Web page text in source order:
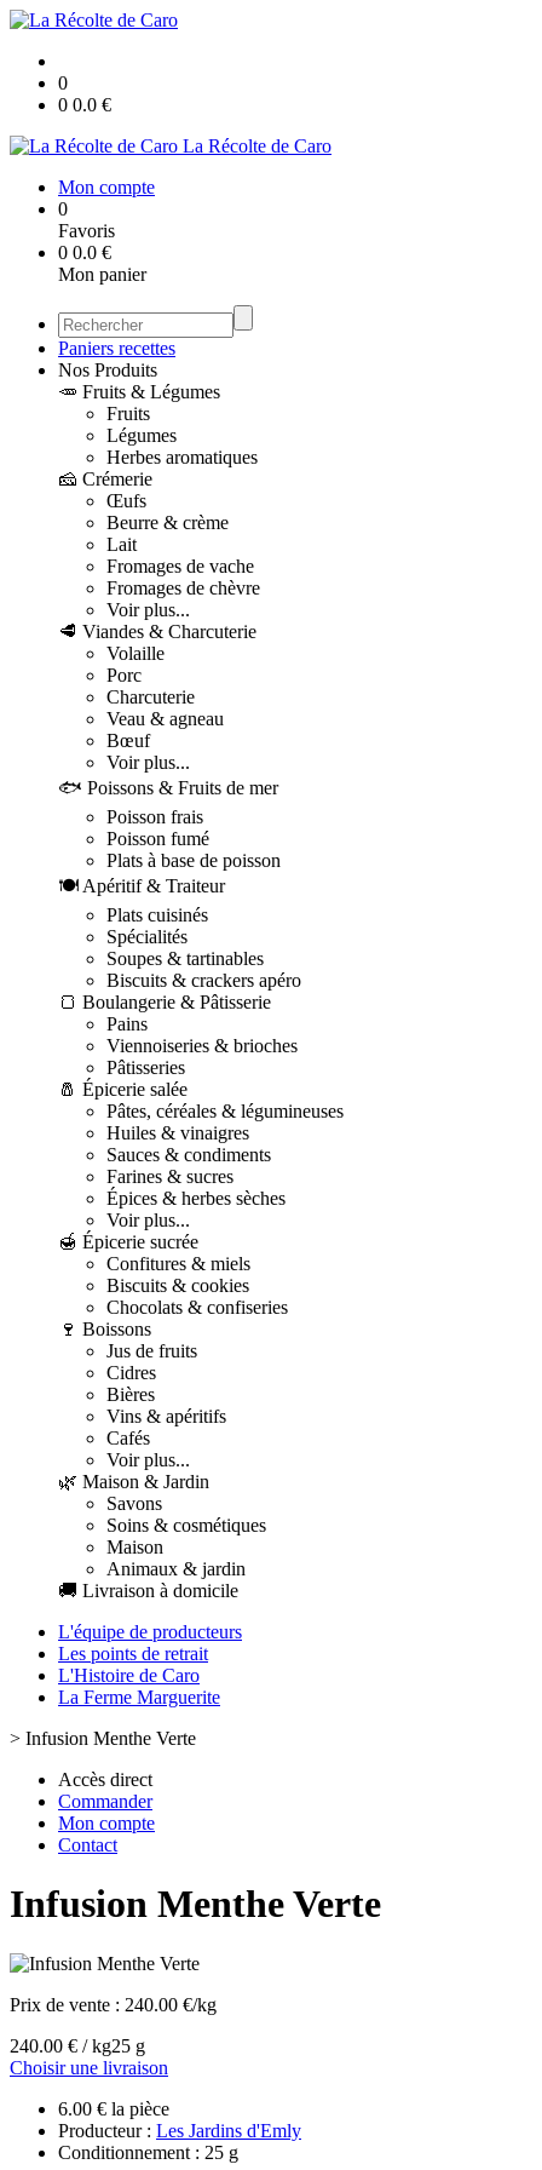
0
0 0.0 €
La Récolte de Caro
Mon compte
0
Favoris
0 0.0 €
Mon panier
Paniers recettes
Nos Produits
🥕 Fruits & Légumes
Fruits
Légumes
Herbes aromatiques
🧀 Crémerie
Œufs
Beurre & crème
Lait
Fromages de vache
Fromages de chèvre
Voir plus...
🥩 Viandes & Charcuterie
Volaille
Porc
Charcuterie
Veau & agneau
Bœuf
Voir plus...
🐟 Poissons & Fruits de mer
Poisson frais
Poisson fumé
Plats à base de poisson
🍽️ Apéritif & Traiteur
Plats cuisinés
Spécialités
Soupes & tartinables
Biscuits & crackers apéro
🍞 Boulangerie & Pâtisserie
Pains
Viennoiseries & brioches
Pâtisseries
🧂 Épicerie salée
Pâtes, céréales & légumineuses
Huiles & vinaigres
Sauces & condiments
Farines & sucres
Épices & herbes sèches
Voir plus...
🍯 Épicerie sucrée
Confitures & miels
Biscuits & cookies
Chocolats & confiseries
🍷 Boissons
Jus de fruits
Cidres
Bières
Vins & apéritifs
Cafés
Voir plus...
🌿 Maison & Jardin
Savons
Soins & cosmétiques
Maison
Animaux & jardin
🚚 Livraison à domicile
L'équipe de producteurs
Les points de retrait
L'Histoire de Caro
La Ferme Marguerite
> Infusion Menthe Verte
Accès direct
Commander
Mon compte
Contact
Infusion Menthe Verte
Prix de vente : 240.00 €/kg
240.00 € / kg25 g
Choisir une livraison
6.00 € la pièce
Producteur : Les Jardins d'Emly
Conditionnement : 25 g